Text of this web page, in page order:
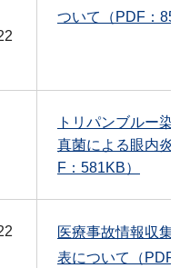
ついて（PDF：
トリパンブルー
真菌による眼内炎
F：581KB）
医療事故情報収集
表について（PDF